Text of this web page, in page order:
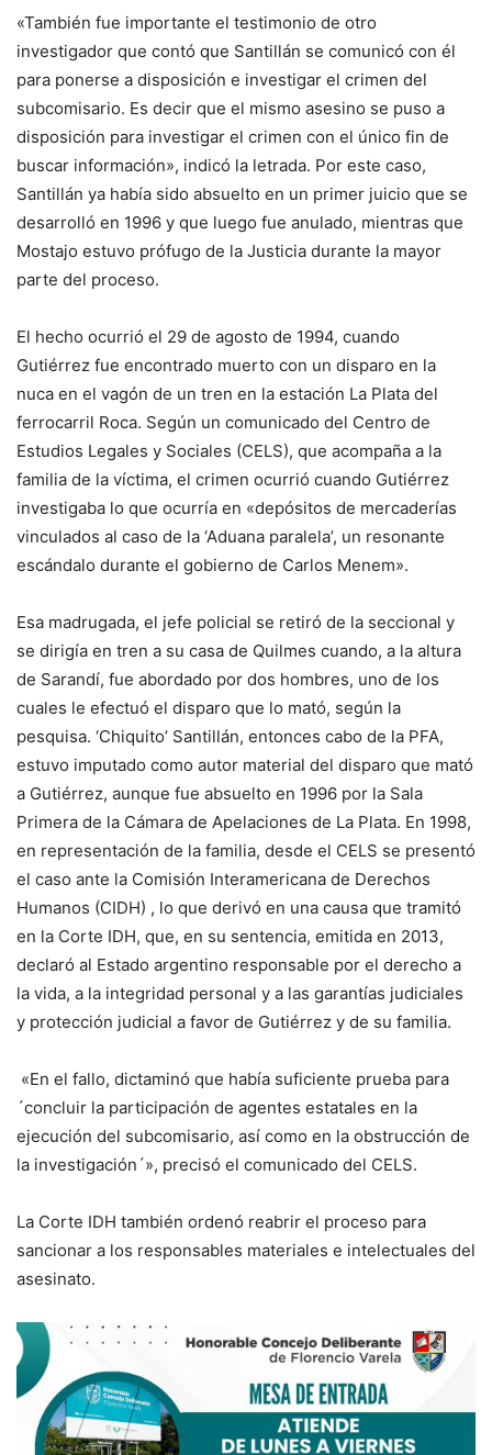
«También fue importante el testimonio de otro
investigador que contó que Santillán se comunicó con él
para ponerse a disposición e investigar el crimen del
subcomisario. Es decir que el mismo asesino se puso a
disposición para investigar el crimen con el único fin de
buscar información», indicó la letrada. Por este caso,
Santillán ya había sido absuelto en un primer juicio que se
desarrolló en 1996 y que luego fue anulado, mientras que
Mostajo estuvo prófugo de la Justicia durante la mayor
parte del proceso.
El hecho ocurrió el 29 de agosto de 1994, cuando
Gutiérrez fue encontrado muerto con un disparo en la
nuca en el vagón de un tren en la estación La Plata del
ferrocarril Roca. Según un comunicado del Centro de
Estudios Legales y Sociales (CELS), que acompaña a la
familia de la víctima, el crimen ocurrió cuando Gutiérrez
investigaba lo que ocurría en «depósitos de mercaderías
vinculados al caso de la ‘Aduana paralela’, un resonante
escándalo durante el gobierno de Carlos Menem».
Esa madrugada, el jefe policial se retiró de la seccional y
se dirigía en tren a su casa de Quilmes cuando, a la altura
de Sarandí, fue abordado por dos hombres, uno de los
cuales le efectuó el disparo que lo mató, según la
pesquisa. ‘Chiquito’ Santillán, entonces cabo de la PFA,
estuvo imputado como autor material del disparo que mató
a Gutiérrez, aunque fue absuelto en 1996 por la Sala
Primera de la Cámara de Apelaciones de La Plata. En 1998,
en representación de la familia, desde el CELS se presentó
el caso ante la Comisión Interamericana de Derechos
Humanos (CIDH) , lo que derivó en una causa que tramitó
en la Corte IDH, que, en su sentencia, emitida en 2013,
declaró al Estado argentino responsable por el derecho a
la vida, a la integridad personal y a las garantías judiciales
y protección judicial a favor de Gutiérrez y de su familia.
«En el fallo, dictaminó que había suficiente prueba para
´concluir la participación de agentes estatales en la
ejecución del subcomisario, así como en la obstrucción de
la investigación´», precisó el comunicado del CELS.
La Corte IDH también ordenó reabrir el proceso para
sancionar a los responsables materiales e intelectuales del
asesinato.